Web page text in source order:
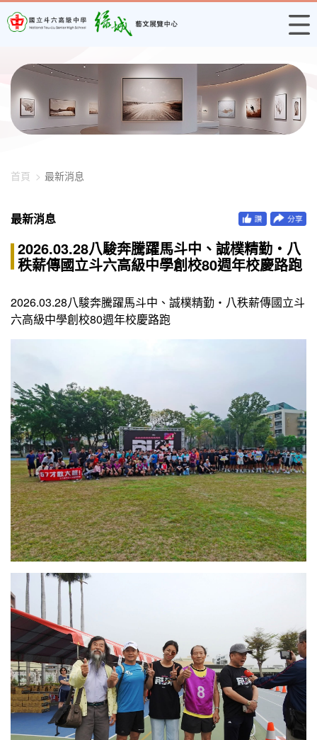
448-3891
首頁 最新消息
最新消息
2026.03.28八駿奔騰躍馬斗中、誠樸精勤・八
秩薪傳國立斗六高級中學創校80週年校慶路跑
2026.03.28八駿奔騰躍馬斗中、誠樸精勤・八秩薪傳國立斗
六高級中學創校80週年校慶路跑